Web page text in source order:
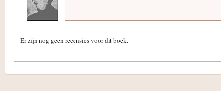
Er zijn nog geen recensies voor dit boek.